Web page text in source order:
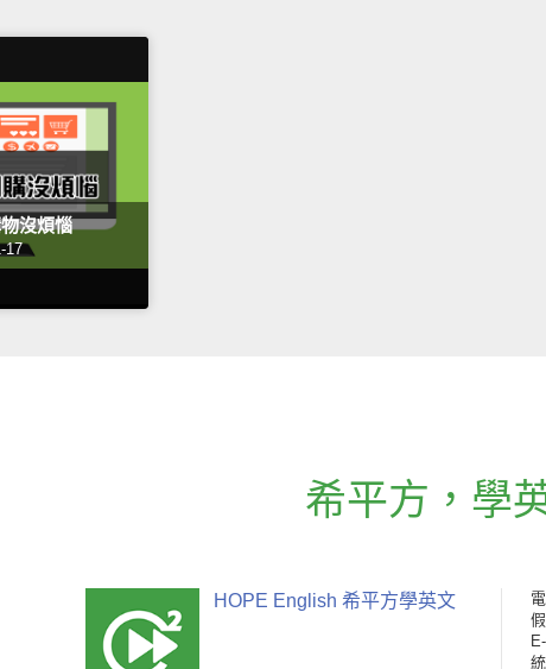
沒煩惱
17
希平方 ， 學
HOPE English 希平方學英文